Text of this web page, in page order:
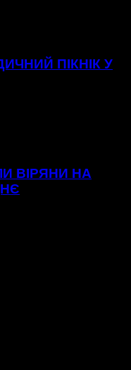
ПІКНІК У
ВІРЯНИ НА